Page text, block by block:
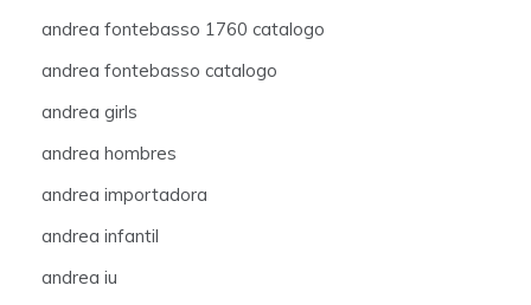
andrea fontebasso 1760 catalogo
andrea fontebasso catalogo
andrea girls
andrea hombres
andrea importadora
andrea infantil
andrea iu